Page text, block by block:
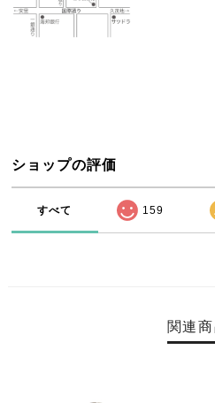
ショップの評価
すべて 159
関連